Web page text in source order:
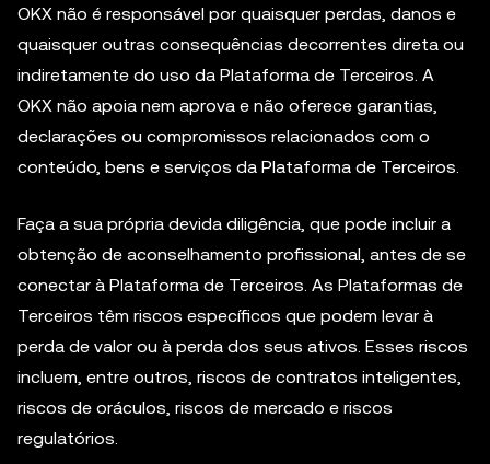
OKX não é responsável por quaisquer perdas, danos e
quaisquer outras consequências decorrentes direta ou
indiretamente do uso da Plataforma de Terceiros. A
OKX não apoia nem aprova e não oferece garantias,
declarações ou compromissos relacionados com o
conteúdo, bens e serviços da Plataforma de Terceiros.
Faça a sua própria devida diligência, que pode incluir a
obtenção de aconselhamento profissional, antes de se
conectar à Plataforma de Terceiros. As Plataformas de
Terceiros têm riscos específicos que podem levar à
perda de valor ou à perda dos seus ativos. Esses riscos
incluem, entre outros, riscos de contratos inteligentes,
riscos de oráculos, riscos de mercado e riscos
regulatórios.